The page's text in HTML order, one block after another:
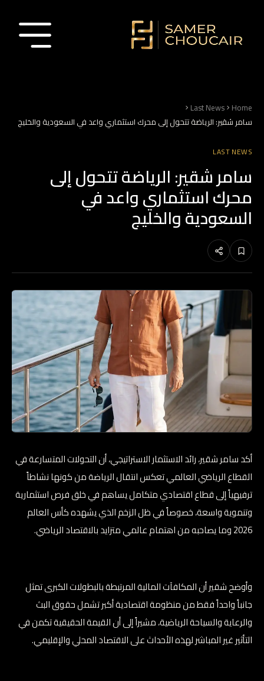
Home
Last News
سامر شقير: الرياضة تتحول إلى محرك استثماري واعد في السعودية والخليج
LAST NEWS
سامر شقير: الرياضة تتحول إلى
محرك استثماري واعد في
السعودية والخليج
أكد سامر شقير، رائد الاستثمار الاستراتيجي، أن التحولات المتسارعة في
القطاع الرياضي العالمي تعكس انتقال الرياضة من كونها نشاطاً
ترفيهياً إلى قطاع اقتصادي متكامل يساهم في خلق فرص استثمارية
وتنموية واسعة، خصوصاً في ظل الزخم الذي يشهده كأس العالم
2026 وما يصاحبه من اهتمام عالمي متزايد بالاقتصاد الرياضي.
وأوضح شقير أن المكافآت المالية المرتبطة بالبطولات الكبرى تمثل
جانباً واحداً فقط من منظومة اقتصادية أكبر تشمل حقوق البث
والرعاية والسياحة الرياضية، مشيراً إلى أن القيمة الحقيقية تكمن في
التأثير غير المباشر لهذه الأحداث على الاقتصاد المحلي والإقليمي.